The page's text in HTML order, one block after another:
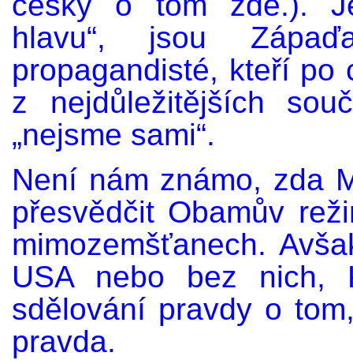
hlavu“, jsou
propagandisté, kteří po
z nejdůležitějších
„nejsme sami“.
Není nám známo, zda
přesvědčit Obamův
mimozemšťanech.
USA nebo bez nich,
sdělování pravdy o
pravda.